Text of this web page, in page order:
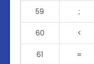
59 ;
60 <
61 =